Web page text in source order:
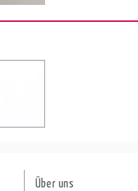
Über uns